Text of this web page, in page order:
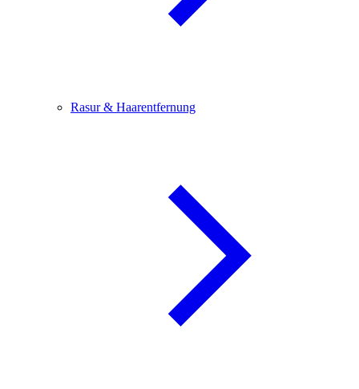
Rasur & Haarentfernung